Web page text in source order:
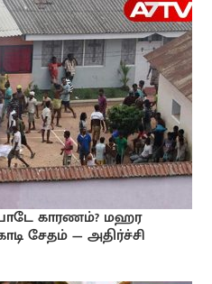
காரணம்? மஹர
சேதம் — அதிர்ச்சி